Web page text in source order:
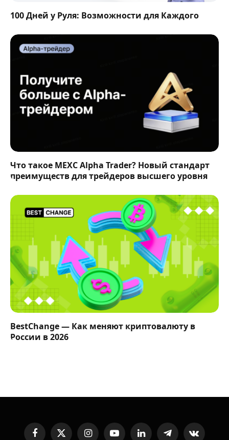
100 Дней у Руля: Возможности для Каждого
Что такое MEXC Alpha Trader? Новый стандарт
преимуществ для трейдеров высшего уровня
BestChange — Как меняют криптовалюту в
России в 2026
FacebookX InstagramYouTubeLinkedInTelegramVKontakte